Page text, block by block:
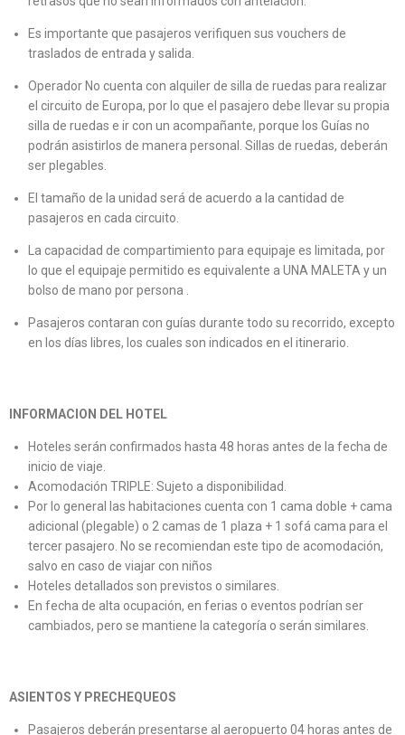
Es importante que pasajeros verifiquen sus vouchers de
traslados de entrada y salida.
Operador No cuenta con alquiler de silla de ruedas para realizar
el circuito de Europa, por lo que el pasajero debe llevar su propia
silla de ruedas e ir con un acompañante, porque los Guías no
podrán asistirlos de manera personal. Sillas de ruedas, deberán
ser plegables.
El tamaño de la unidad será de acuerdo a la cantidad de
pasajeros en cada circuito.
La capacidad de compartimiento para equipaje es limitada, por
lo que el equipaje permitido es equivalente a UNA MALETA y un
bolso de mano por persona .
Pasajeros contaran con guías durante todo su recorrido, excepto
en los días libres, los cuales son indicados en el itinerario.
INFORMACION DEL HOTEL
Hoteles serán confirmados hasta 48 horas antes de la fecha de
inicio de viaje.
Acomodación TRIPLE: Sujeto a disponibilidad.
Por lo general las habitaciones cuenta con 1 cama doble + cama
adicional (plegable) o 2 camas de 1 plaza + 1 sofá cama para el
tercer pasajero. No se recomiendan este tipo de acomodación,
salvo en caso de viajar con niños
Hoteles detallados son previstos o similares.
En fecha de alta ocupación, en ferias o eventos podrían ser
cambiados, pero se mantiene la categoría o serán similares.
ASIENTOS Y PRECHEQUEOS
Pasajeros deberán presentarse al aeropuerto 04 horas antes de